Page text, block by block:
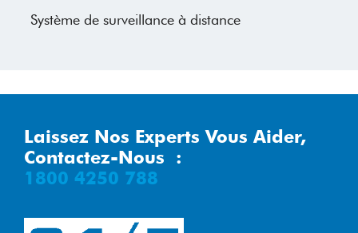
Système de surveillance à distance
Laissez Nos Experts Vous Aider,
Contactez-Nous :
1800 4250 788